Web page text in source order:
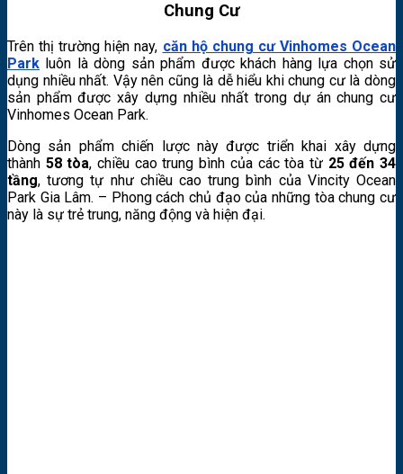
Chung Cư
Trên thị trường hiện nay, căn hộ chung cư Vinhomes Ocean
Park luôn là dòng sản phẩm được khách hàng lựa chọn sử
dụng nhiều nhất. Vậy nên cũng là dễ hiểu khi chung cư là dòng
sản phẩm được xây dựng nhiều nhất trong dự án chung cư
Vinhomes Ocean Park.
Dòng sản phẩm chiến lược này được triển khai xây dựng
thành 58 tòa, chiều cao trung bình của các tòa từ 25 đến 34
tầng, tương tự như chiều cao trung bình của Vincity Ocean
Park Gia Lâm. – Phong cách chủ đạo của những tòa chung cư
này là sự trẻ trung, năng động và hiện đại.